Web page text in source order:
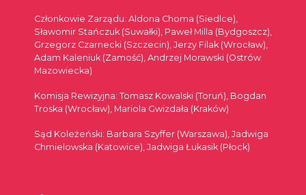
Członkowie Zarządu: Aldona Choma (Siedlce),
Sławomir Stańczuk (Suwałki), Paweł Milla (Bydgoszcz),
Grzegorz Czarnecki (Szczecin), Jerzy Filak (Wrocław),
Adam Kaleniuk (Zamość), Andrzej Morawski (Ostrów
Mazowiecka)
Komisja Rewizyjna: Tomasz Kowalski (Toruń), Bogdan
Troska (Wrocław), Mariola Gwizdała (Kraków)
Sąd Koleżeński: Barbara Szyffer (Warszawa), Jadwiga
Chmielowska (Katowice), Jadwiga Łukasik (Płock)